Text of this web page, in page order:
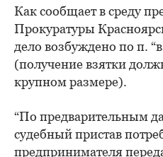
Как сообщает в среду
Прокуратуры
дело возбуждено по п.
(получение взятки
крупном размере).
“По предварительным
судебный пристав
предпринимателя